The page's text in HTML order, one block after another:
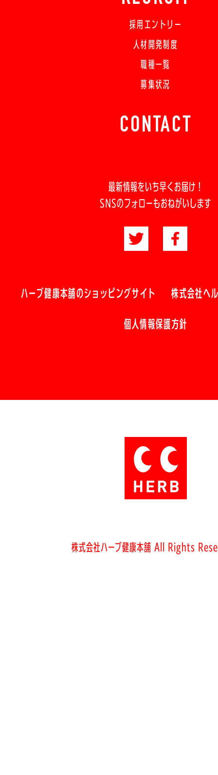
採用エントリー
人材開発制度
職種一覧
募集状況
CONTACT
最新情報をいち早くお届け！
SNSのフォローもおねがいします
ハーブ健康本舗のショッピングサイト 株式会社ヘ
個人情報保護方針
株式会社ハーブ健康本舗 All Rights